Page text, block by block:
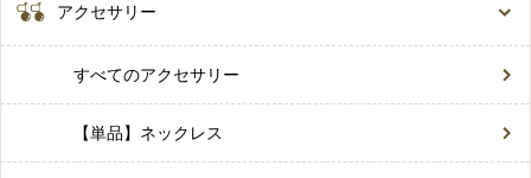
アクセサリー
すべてのアクセサリー
【単品】ネックレス